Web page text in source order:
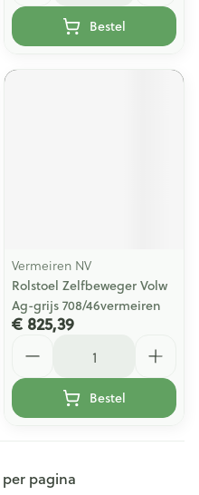
Bestel
Vermeiren NV
Rolstoel Zelfbeweger Volw
Ag-grijs 708/46vermeiren
€ 825,39
Bestel
per pagina